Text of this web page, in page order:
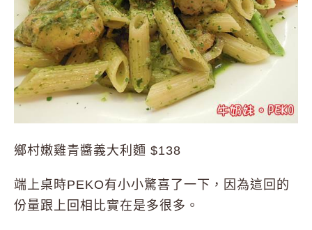
鄉村嫩雞青醬義大利麵 $138
端上桌時PEKO有小小驚喜了一下，因為這回的
份量跟上回相比實在是多很多。